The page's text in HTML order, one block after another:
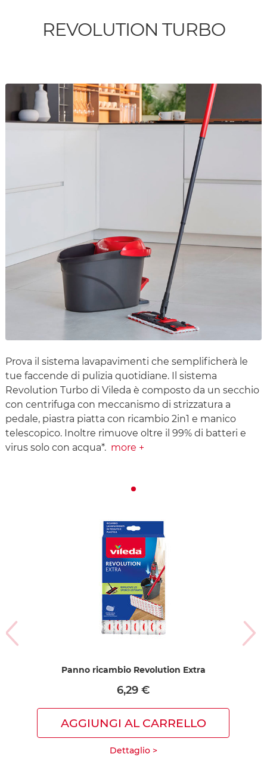
REVOLUTION TURBO
Prova il sistema lavapavimenti che semplificherà le
tue faccende di pulizia quotidiane. Il sistema
Revolution Turbo di Vileda è composto da un secchio
con centrifuga con meccanismo di strizzatura a
pedale, piastra piatta con ricambio 2in1 e manico
telescopico. Inoltre rimuove oltre il 99% di batteri e
virus solo con acqua*. more +
Panno ricambio Revolution Extra
6,29 €
AGGIUNGI AL CARRELLO
Dettaglio >